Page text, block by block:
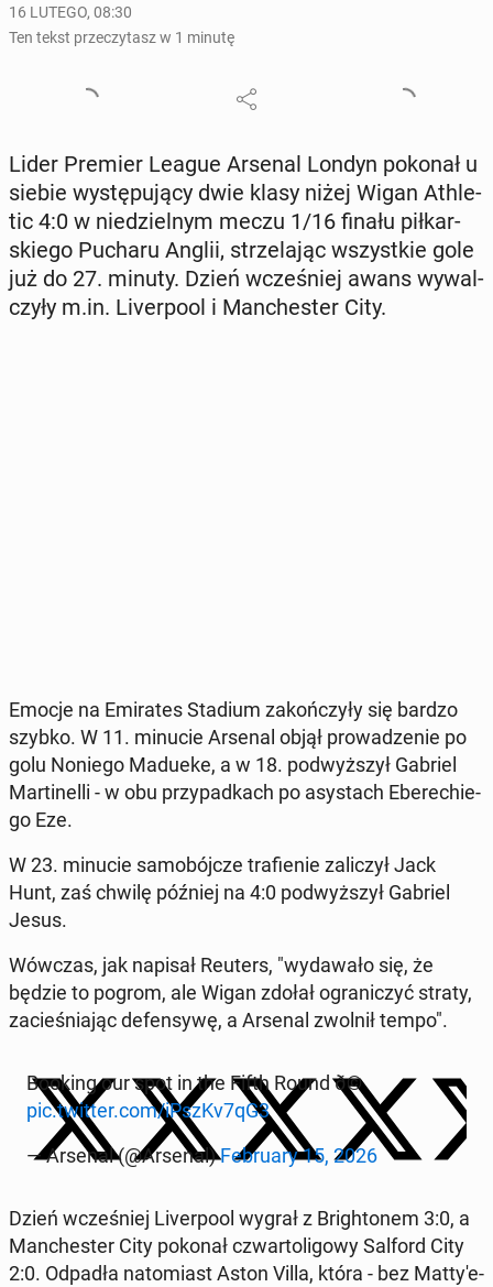
16 LUTEGO, 08:30
Ten tekst przeczytasz w 1 minutę
Lider Premier League Arsenal Londyn pokonał u
siebie wy­stę­pu­ją­cy dwie klasy niżej Wigan Ath­le­
tic 4:0 w nie­dziel­nym meczu 1/16 finału pił­kar­
skie­go Pucharu Anglii, strze­la­jąc wszyst­kie gole
już do 27. minuty. Dzień wcze­śniej awans wy­wal­
czy­ły m.in. Li­ver­po­ol i Man­che­ster City.
Emocje na Emi­ra­tes Stadium za­koń­czy­ły się bardzo
szybko. W 11. minucie Arsenal objął pro­wa­dze­nie po
golu Noniego Madueke, a w 18. pod­wyż­szył Gabriel
Mar­ti­nel­li - w obu przy­pad­kach po asy­stach Ebe­re­chie­
go Eze.
W 23. minucie sa­mo­bój­cze tra­fie­nie za­li­czył Jack
Hunt, zaś chwilę później na 4:0 pod­wyż­szył Gabriel
Jesus.
Wówczas, jak napisał Reuters, "wy­da­wa­ło się, że
będzie to pogrom, ale Wigan zdołał ogra­ni­czyć straty,
za­cie­śnia­jąc de­fen­sy­wę, a Arsenal zwolnił tempo".
Booking our spot in the Fifth Round ð©
pic.twitter.com/iPszKv7qG3
— Arsenal (@Arsenal)Fe­bru­ary 15, 2026
Dzień wcze­śniej Li­ver­po­ol wygrał z Bri­gh­to­nem 3:0, a
Man­che­ster City pokonał czwar­to­li­go­wy Salford City
2:0. Odpadła na­to­miast Aston Villa, która - bez Mat­ty­'e­